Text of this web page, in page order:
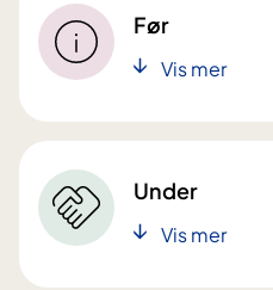
Før
Vis mer
Under
Vis mer